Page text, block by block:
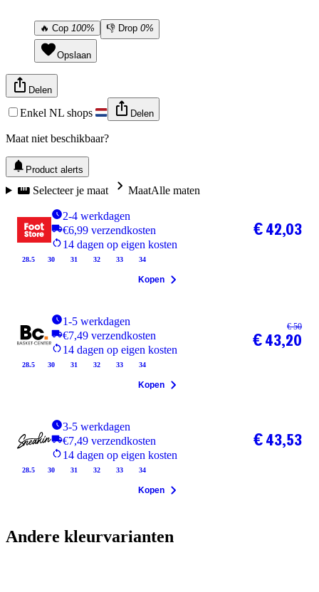
🔥 Cop 100% 👎 Drop 0%
Opslaan
Delen
Enkel NL shops Delen
Maat niet beschikbaar?
Product alerts
Selecteer je maat MaatAlle maten
2-4 werkdagen
€6,99 verzendkosten
14 dagen op eigen kosten
28.5 30 31 32 33 34
€ 42,03
Kopen
1-5 werkdagen
€7,49 verzendkosten
14 dagen op eigen kosten
28.5 30 31 32 33 34
€ 50
€ 43,20
Kopen
3-5 werkdagen
€7,49 verzendkosten
14 dagen op eigen kosten
28.5 30 31 32 33 34
€ 43,53
Kopen
Andere kleurvarianten